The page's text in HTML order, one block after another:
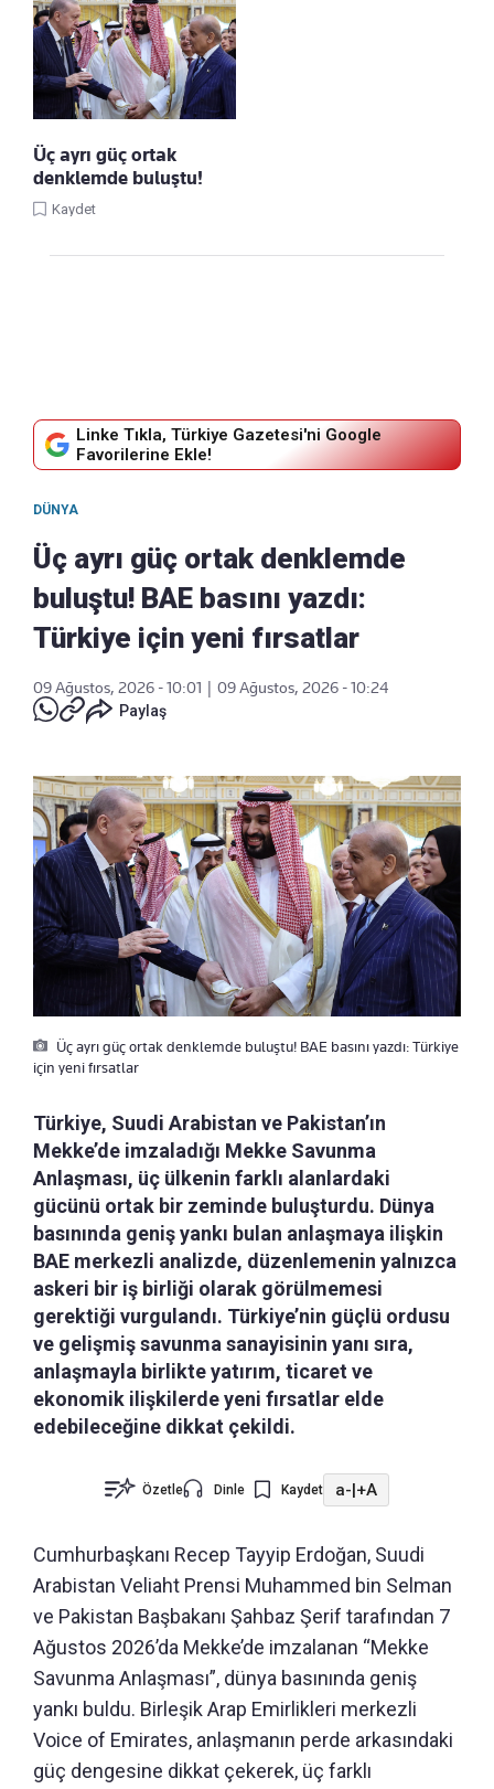
Üç ayrı güç ortak
denklemde buluştu!
Kaydet
Linke Tıkla, Türkiye Gazetesi'ni Google
Favorilerine Ekle!
DÜNYA
Üç ayrı güç ortak denklemde
buluştu! BAE basını yazdı:
Türkiye için yeni fırsatlar
09 Ağustos, 2026 - 10:01
09 Ağustos, 2026 - 10:24
Paylaş
Üç ayrı güç ortak denklemde buluştu! BAE basını yazdı: Türkiye
için yeni fırsatlar
Türkiye, Suudi Arabistan ve Pakistan’ın
Mekke’de imzaladığı Mekke Savunma
Anlaşması, üç ülkenin farklı alanlardaki
gücünü ortak bir zeminde buluşturdu. Dünya
basınında geniş yankı bulan anlaşmaya ilişkin
BAE merkezli analizde, düzenlemenin yalnızca
askeri bir iş birliği olarak görülmemesi
gerektiği vurgulandı. Türkiye’nin güçlü ordusu
ve gelişmiş savunma sanayisinin yanı sıra,
anlaşmayla birlikte yatırım, ticaret ve
ekonomik ilişkilerde yeni fırsatlar elde
edebileceğine dikkat çekildi.
Özetle Dinle Kaydet a-|+A
Cumhurbaşkanı Recep Tayyip Erdoğan, Suudi
Arabistan Veliaht Prensi Muhammed bin Selman
ve Pakistan Başbakanı Şahbaz Şerif tarafından 7
Ağustos 2026’da Mekke’de imzalanan “Mekke
Savunma Anlaşması”, dünya basınında geniş
yankı buldu. Birleşik Arap Emirlikleri merkezli
Voice of Emirates, anlaşmanın perde arkasındaki
güç dengesine dikkat çekerek, üç farklı